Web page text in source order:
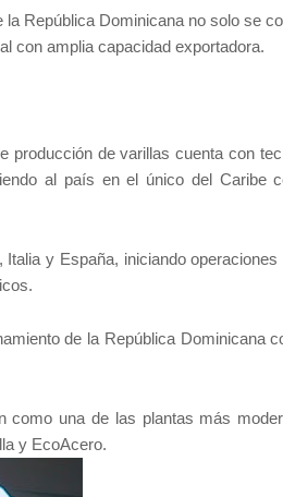
República Dominicana no solo se
con amplia capacidad exportadora.
producción de varillas cuenta con
al país en el único del Caribe
y España, iniciando
de la República Dominicana
como una de las plantas más
y EcoAcero.